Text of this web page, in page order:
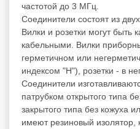
частотой до 3 МГц.
Соединители состоят из
Вилки и розетки могут быть
кабельными. Вилки
герметичном или
индексом "Н"), розетки - в
Соединители
патрубком открытого типа
закрытого типа без кожуха
имеют резиновый изолятор,